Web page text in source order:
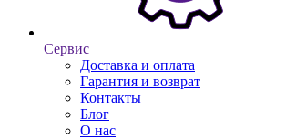
Сервис
Доставка и оплата
Гарантия и возврат
Контакты
Блог
О нас